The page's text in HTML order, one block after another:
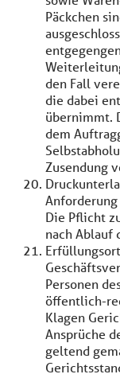
Päckchen
den Fall
die dabei
übernimmt.
dem
Zusendung
Die Pflicht
nach Ablauf
Personen
öffentlich-
Klagen
Ansprüche
geltend